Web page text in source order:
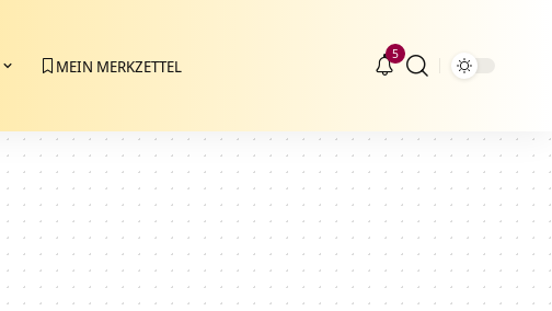
MEIN MERKZETTEL
5